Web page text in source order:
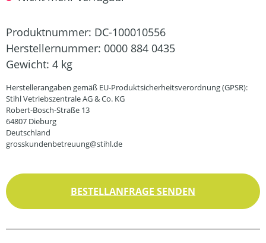
Produktnummer: DC-100010556
Herstellernummer: 0000 884 0435
Gewicht: 4 kg
Herstellerangaben gemäß EU-Produktsicherheitsverordnung (GPSR):
Stihl Vetriebszentrale AG & Co. KG
Robert-Bosch-Straße 13
64807 Dieburg
Deutschland
grosskundenbetreuung@stihl.de
BESTELLANFRAGE SENDEN